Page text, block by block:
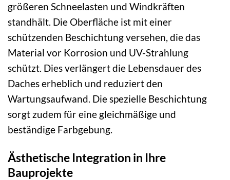
größeren Schneelasten und Windkräften
standhält. Die Oberfläche ist mit einer
schützenden Beschichtung versehen, die das
Material vor Korrosion und UV-Strahlung
schützt. Dies verlängert die Lebensdauer des
Daches erheblich und reduziert den
Wartungsaufwand. Die spezielle Beschichtung
sorgt zudem für eine gleichmäßige und
beständige Farbgebung.
Ästhetische Integration in Ihre
Bauprojekte